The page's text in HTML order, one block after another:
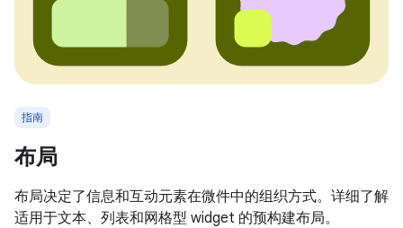
指南
布局
布局决定了信息和互动元素在微件中的组织方式。详细了解
适用于文本、列表和网格型 widget 的预构建布局。